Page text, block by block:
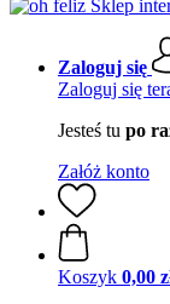
Zaloguj się
Zaloguj się
Jesteś tu po
Załóż konto
Koszyk 0,00